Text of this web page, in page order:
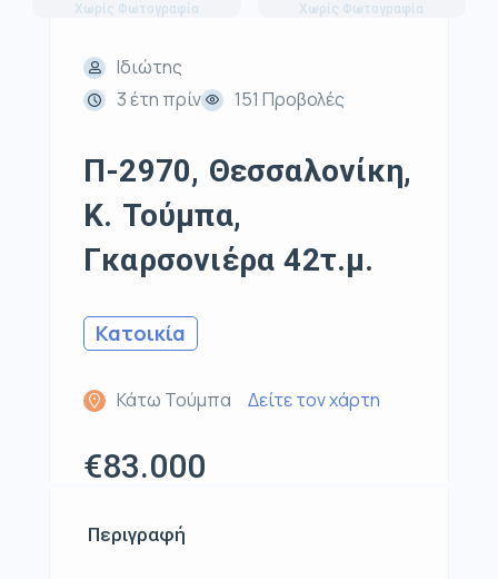
Χωρίς Φωτογραφία Χωρίς Φωτογραφία
Ιδιώτης
3 έτη πρίν
151 Προβολές
Π-2970, Θεσσαλονίκη,
Κ. Τούμπα,
Γκαρσονιέρα 42τ.μ.
Κατοικία
Κάτω Τούμπα Δείτε τον χάρτη
€83.000
Περιγραφή